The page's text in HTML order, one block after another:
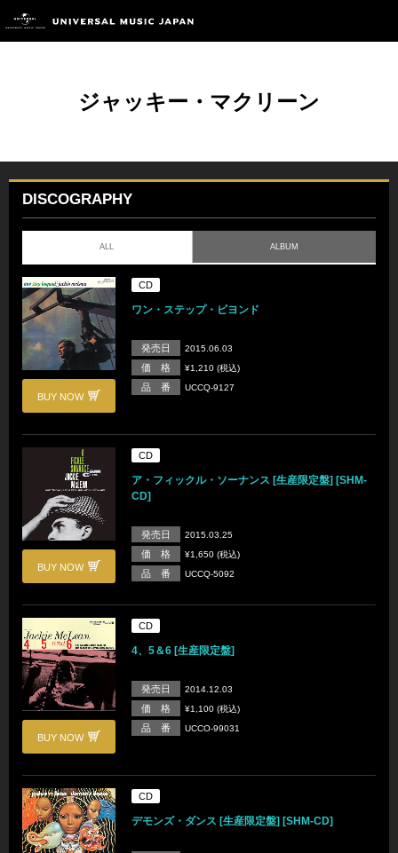
ジャッキー・マクリーン
DISCOGRAPHY
ALL ALBUM
BUY NOW
CD
ワン・ステップ・ビヨンド
発売日 2015.06.03
価 格 ¥1,210 (税込)
品 番 UCCQ-9127
BUY NOW
CD
ア・フィックル・ソーナンス [生産限定盤] [SHM-
CD]
発売日 2015.03.25
価 格 ¥1,650 (税込)
品 番 UCCQ-5092
BUY NOW
CD
4、5＆6 [生産限定盤]
発売日 2014.12.03
価 格 ¥1,100 (税込)
品 番 UCCO-99031
CD
デモンズ・ダンス [生産限定盤] [SHM-CD]